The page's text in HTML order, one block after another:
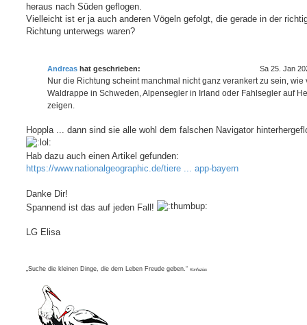
heraus nach Süden geflogen.
Vielleicht ist er ja auch anderen Vögeln gefolgt, die gerade in der
Richtung unterwegs waren?
Andreas hat geschrieben: Sa 25. Jan
Nur die Richtung scheint manchmal nicht ganz verankert zu sein, wie
Waldrappe in Schweden, Alpensegler in Irland oder Fahlsegler auf
zeigen.
Hoppla ... dann sind sie alle wohl dem falschen Navigator
Hab dazu auch einen Artikel gefunden:
https://www.nationalgeographic.de/tiere ... app-bayern
Danke Dir!
Spannend ist das auf jeden Fall!
LG Elisa
„Suche die kleinen Dinge, die dem Leben Freude geben.“ Konfuzius